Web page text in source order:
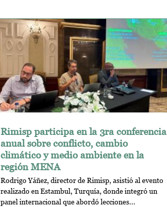
Rimisp participa en la 3ra conferencia
anual sobre conflicto, cambio
climático y medio ambiente en la
región MENA
Rodrigo Yáñez, director de Rimisp, asistió al evento
realizado en Estambul, Turquía, donde integró un
panel internacional que abordó lecciones...